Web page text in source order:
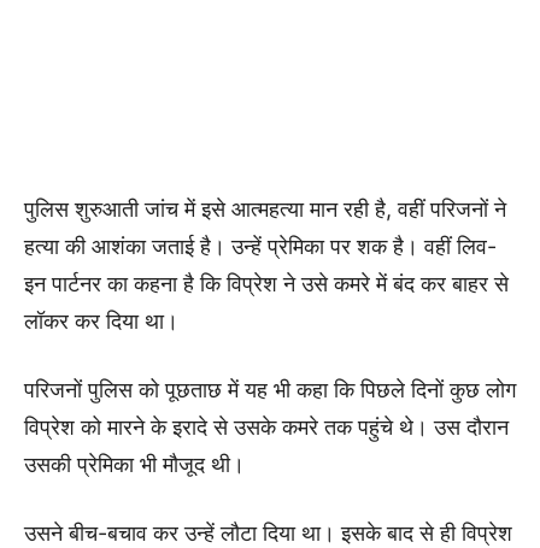
पुलिस शुरुआती जांच में इसे आत्महत्या मान रही है, वहीं परिजनों ने
हत्या की आशंका जताई है। उन्हें प्रेमिका पर शक है। वहीं लिव-
इन पार्टनर का कहना है कि विप्रेश ने उसे कमरे में बंद कर बाहर से
लॉकर कर दिया था।
परिजनों पुलिस को पूछताछ में यह भी कहा कि पिछले दिनों कुछ लोग
विप्रेश को मारने के इरादे से उसके कमरे तक पहुंचे थे। उस दौरान
उसकी प्रेमिका भी मौजूद थी।
उसने बीच-बचाव कर उन्हें लौटा दिया था। इसके बाद से ही विप्रेश